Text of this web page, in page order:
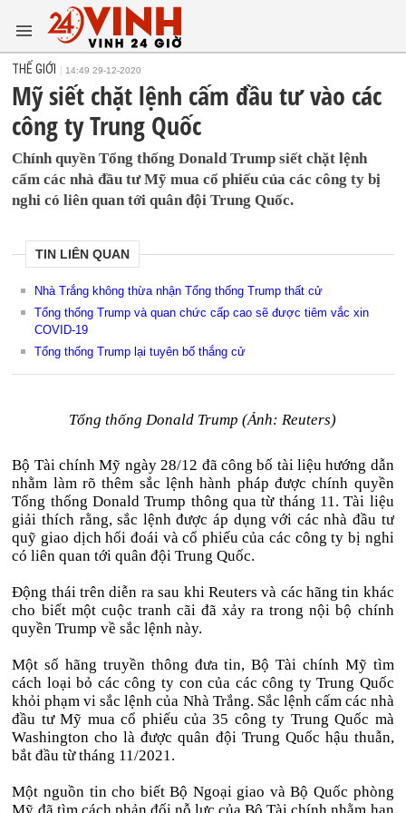
THẾ GIỚI 14:49 29-12-2020
Mỹ siết chặt lệnh cấm đầu tư vào các
công ty Trung Quốc
Chính quyền Tổng thống Donald Trump siết chặt lệnh
cấm các nhà đầu tư Mỹ mua cổ phiếu của các công ty bị
nghi có liên quan tới quân đội Trung Quốc.
TIN LIÊN QUAN
Nhà Trắng không thừa nhận Tổng thống Trump thất cử
Tổng thống Trump và quan chức cấp cao sẽ được tiêm vắc xin
COVID-19
Tổng thống Trump lại tuyên bố thắng cử
Tổng thống Donald Trump (Ảnh: Reuters)
Bộ Tài chính Mỹ ngày 28/12 đã công bố tài liệu hướng dẫn
nhằm làm rõ thêm sắc lệnh hành pháp được chính quyền
Tổng thống Donald Trump thông qua từ tháng 11. Tài liệu
giải thích rằng, sắc lệnh được áp dụng với các nhà đầu tư
quỹ giao dịch hối đoái và cổ phiếu của các công ty bị nghi
có liên quan tới quân đội Trung Quốc.
Động thái trên diễn ra sau khi Reuters và các hãng tin khác
cho biết một cuộc tranh cãi đã xảy ra trong nội bộ chính
quyền Trump về sắc lệnh này.
Một số hãng truyền thông đưa tin, Bộ Tài chính Mỹ tìm
cách loại bỏ các công ty con của các công ty Trung Quốc
khỏi phạm vi sắc lệnh của Nhà Trắng. Sắc lệnh cấm các nhà
đầu tư Mỹ mua cổ phiếu của 35 công ty Trung Quốc mà
Washington cho là được quân đội Trung Quốc hậu thuẫn,
bắt đầu từ tháng 11/2021.
Một nguồn tin cho biết Bộ Ngoại giao và Bộ Quốc phòng